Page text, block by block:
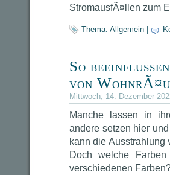
StromausfÃ¤llen zum
Thema: Allgemein
So
von
Mittwoch, 14. Dezember
Manche lassen in
andere setzen hier
kann die Ausstrahlung
Doch welche
verschiedenen